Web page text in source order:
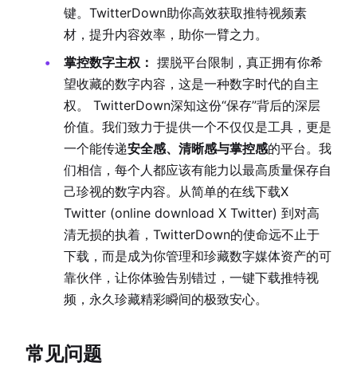
键。TwitterDown助你高效获取推特视频素
材，提升内容效率，助你一臂之力。
掌控数字主权： 摆脱平台限制，真正拥有你希
望收藏的数字内容，这是一种数字时代的自主
权。 TwitterDown深知这份“保存”背后的深层
价值。我们致力于提供一个不仅仅是工具，更是
一个能传递安全感、清晰感与掌控感的平台。我
们相信，每个人都应该有能力以最高质量保存自
己珍视的数字内容。从简单的在线下载X
Twitter (online download X Twitter) 到对高
清无损的执着，TwitterDown的使命远不止于
下载，而是成为你管理和珍藏数字媒体资产的可
靠伙伴，让你体验告别错过，一键下载推特视
频，永久珍藏精彩瞬间的极致安心。
常见问题